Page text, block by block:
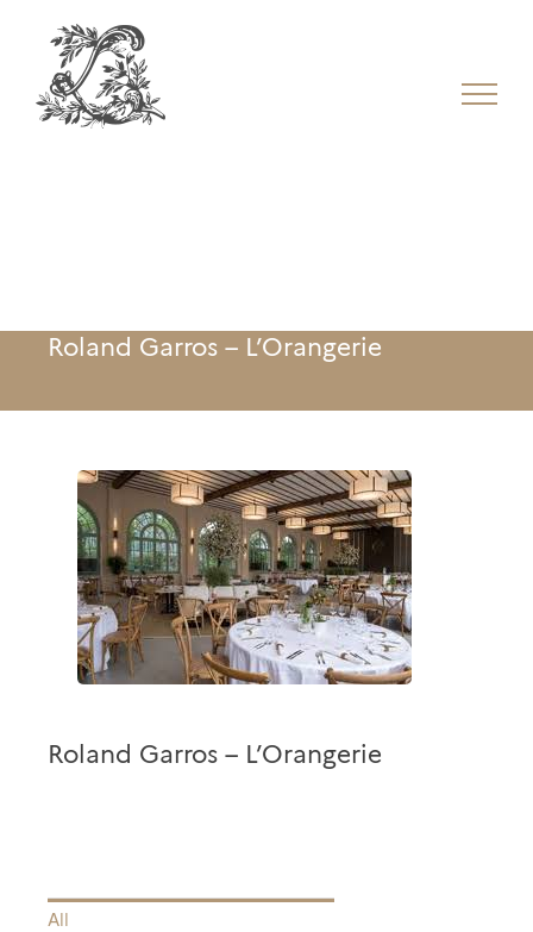
Roland Garros – L’Orangerie
Roland Garros – L’Orangerie
All